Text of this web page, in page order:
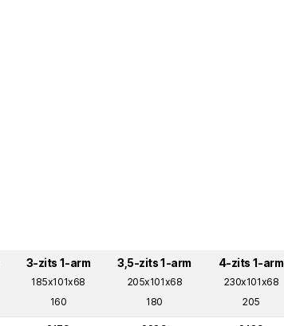
3-zits 1-arm 3,5-zits 1-arm 4-zits 1-arm
185x101x68 205x101x68 230x101x68
160 180 205